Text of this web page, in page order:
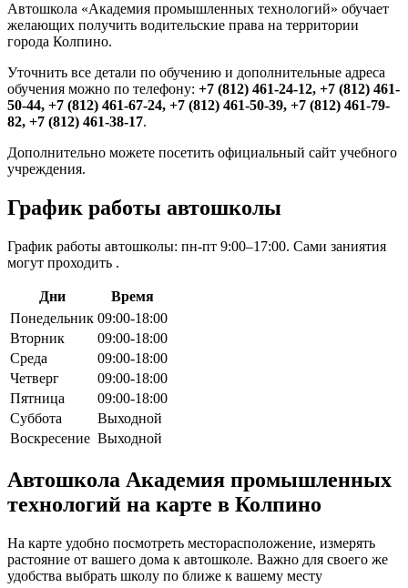
Автошкола «Академия промышленных технологий» обучает
желающих получить водительские права на территории
города Колпино.
Уточнить все детали по обучению и дополнительные адреса
обучения можно по телефону: +7 (812) 461-24-12, +7 (812) 461-
50-44, +7 (812) 461-67-24, +7 (812) 461-50-39, +7 (812) 461-79-
82, +7 (812) 461-38-17.
Дополнительно можете посетить официальный сайт учебного
учреждения.
График работы автошколы
График работы автошколы: пн-пт 9:00–17:00. Сами заниятия
могут проходить .
Дни
Время
Понедельник 09:00-18:00
Вторник
09:00-18:00
Среда
09:00-18:00
Четверг
09:00-18:00
Пятница
09:00-18:00
Суббота
Выходной
Воскресение Выходной
Автошкола Академия промышленных
технологий на карте в Колпино
На карте удобно посмотреть месторасположение, измерять
растояние от вашего дома к автошколе. Важно для своего же
удобства выбрать школу по ближе к вашему месту